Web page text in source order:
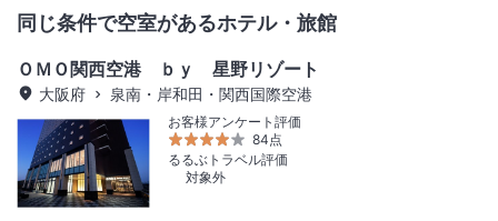
同じ条件で空室があるホテル・旅館
ＯＭＯ関西空港 ｂｙ 星野リゾート
大阪府 泉南・岸和田・関西国際空港
お客様アンケート評価
84点
るるぶトラベル評価
対象外